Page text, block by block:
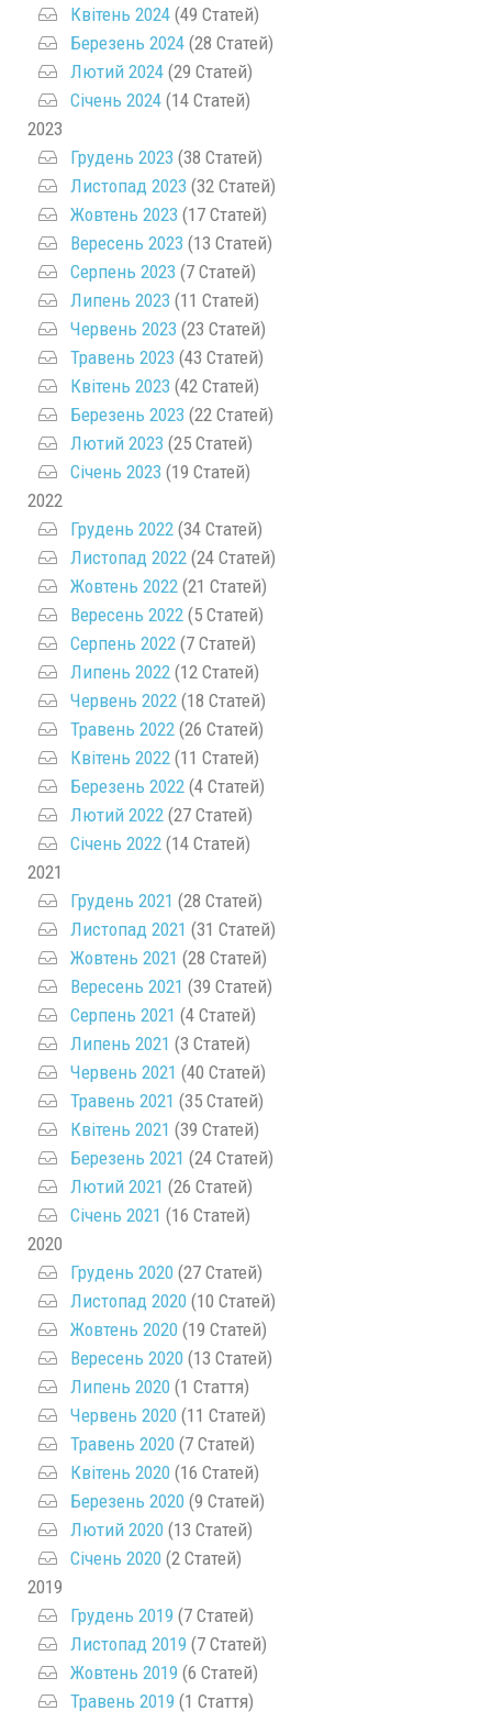
Квітень 2024 (49 Статей)
Березень 2024 (28 Статей)
Лютий 2024 (29 Статей)
Січень 2024 (14 Статей)
2023
Грудень 2023 (38 Статей)
Листопад 2023 (32 Статей)
Жовтень 2023 (17 Статей)
Вересень 2023 (13 Статей)
Серпень 2023 (7 Статей)
Липень 2023 (11 Статей)
Червень 2023 (23 Статей)
Травень 2023 (43 Статей)
Квітень 2023 (42 Статей)
Березень 2023 (22 Статей)
Лютий 2023 (25 Статей)
Січень 2023 (19 Статей)
2022
Грудень 2022 (34 Статей)
Листопад 2022 (24 Статей)
Жовтень 2022 (21 Статей)
Вересень 2022 (5 Статей)
Серпень 2022 (7 Статей)
Липень 2022 (12 Статей)
Червень 2022 (18 Статей)
Травень 2022 (26 Статей)
Квітень 2022 (11 Статей)
Березень 2022 (4 Статей)
Лютий 2022 (27 Статей)
Січень 2022 (14 Статей)
2021
Грудень 2021 (28 Статей)
Листопад 2021 (31 Статей)
Жовтень 2021 (28 Статей)
Вересень 2021 (39 Статей)
Серпень 2021 (4 Статей)
Липень 2021 (3 Статей)
Червень 2021 (40 Статей)
Травень 2021 (35 Статей)
Квітень 2021 (39 Статей)
Березень 2021 (24 Статей)
Лютий 2021 (26 Статей)
Січень 2021 (16 Статей)
2020
Грудень 2020 (27 Статей)
Листопад 2020 (10 Статей)
Жовтень 2020 (19 Статей)
Вересень 2020 (13 Статей)
Липень 2020 (1 Стаття)
Червень 2020 (11 Статей)
Травень 2020 (7 Статей)
Квітень 2020 (16 Статей)
Березень 2020 (9 Статей)
Лютий 2020 (13 Статей)
Січень 2020 (2 Статей)
2019
Грудень 2019 (7 Статей)
Листопад 2019 (7 Статей)
Жовтень 2019 (6 Статей)
Травень 2019 (1 Стаття)